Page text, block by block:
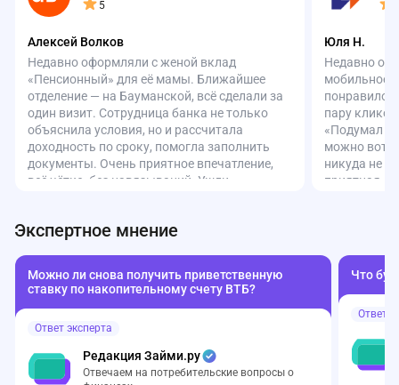
5
Алексей Волков
Недавно оформляли с женой вклад
«Пенсионный» для её мамы. Ближайшее
отделение — на Бауманской, всё сделали за
один визит. Сотрудница банка не только
объяснила условия, но и рассчитала
доходность по сроку, помогла заполнить
документы. Очень приятное впечатление,
всё чётко, без навязываний. Ушли
Юля Н.
Недавно
мобильное
пару
«Подумал –
можно вот
никуда не
приятная,
Экспертное мнение
Можно ли снова получить приветственную
ставку по накопительному счету ВТБ?
Ответ эксперта
Редакция Займи.ру
Отвечаем на потребительские вопросы о
Что
Ответ